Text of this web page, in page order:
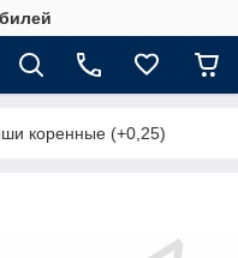
коренные (+0,25)